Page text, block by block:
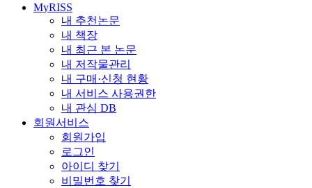
MyRISS
내 추천논문
내 책장
내 최근 본 논문
내 저작물관리
내 구매·신청 현황
내 서비스 사용권한
내 관심 DB
회원서비스
회원가입
로그인
아이디 찾기
비밀번호 찾기